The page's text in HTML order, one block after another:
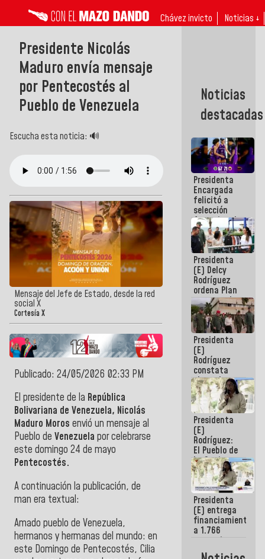
Chávez invicto Noticias ↓
Presidente Nicolás
Maduro envía mensaje
por Pentecostés al
Pueblo de Venezuela
Escucha esta noticia: 🔊
Mensaje del Jefe de Estado, desde la red
social X
Cortesía X
Publicado: 24/05/2026 02:33 PM
El presidente de la República
Bolivariana de Venezuela, Nicolás
Maduro Moros envió un mensaje al
Pueblo de Venezuela por celebrarse
este domingo 24 de mayo
Pentecostés.
A continuación la publicación, de
man era textual:
Amado pueblo de Venezuela,
hermanos y hermanas del mundo: en
este Domingo de Pentecostés, Cilia
Noticias
destacadas
Presidenta
Encargada
felicitó a
selección
femenina de
baloncesto
por su
clasificación
a la
AmeriCup
2027
Presidenta
(E) Delcy
Rodríguez
ordena Plan
maestro de
desarrollo
logístico y
turístico
para La
Guaira
Presidenta
(E)
Rodríguez
constata
obras de
rehabilitación
de Escuela
Militar de
Mamo en La
Guaira
Presidenta
(E)
Rodríguez:
El Pueblo de
La Guaira
siempre
estará
acompañada
por el
Gobierno
Nacional
Presidenta
(E) entrega
financiamientos
a 1.766
comerciantes